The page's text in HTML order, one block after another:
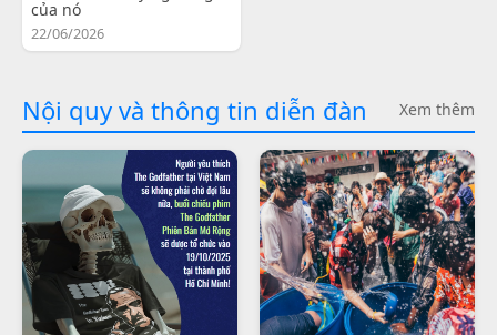
của nó
22/06/2026
Nội quy và thông tin diễn đàn Xem thêm